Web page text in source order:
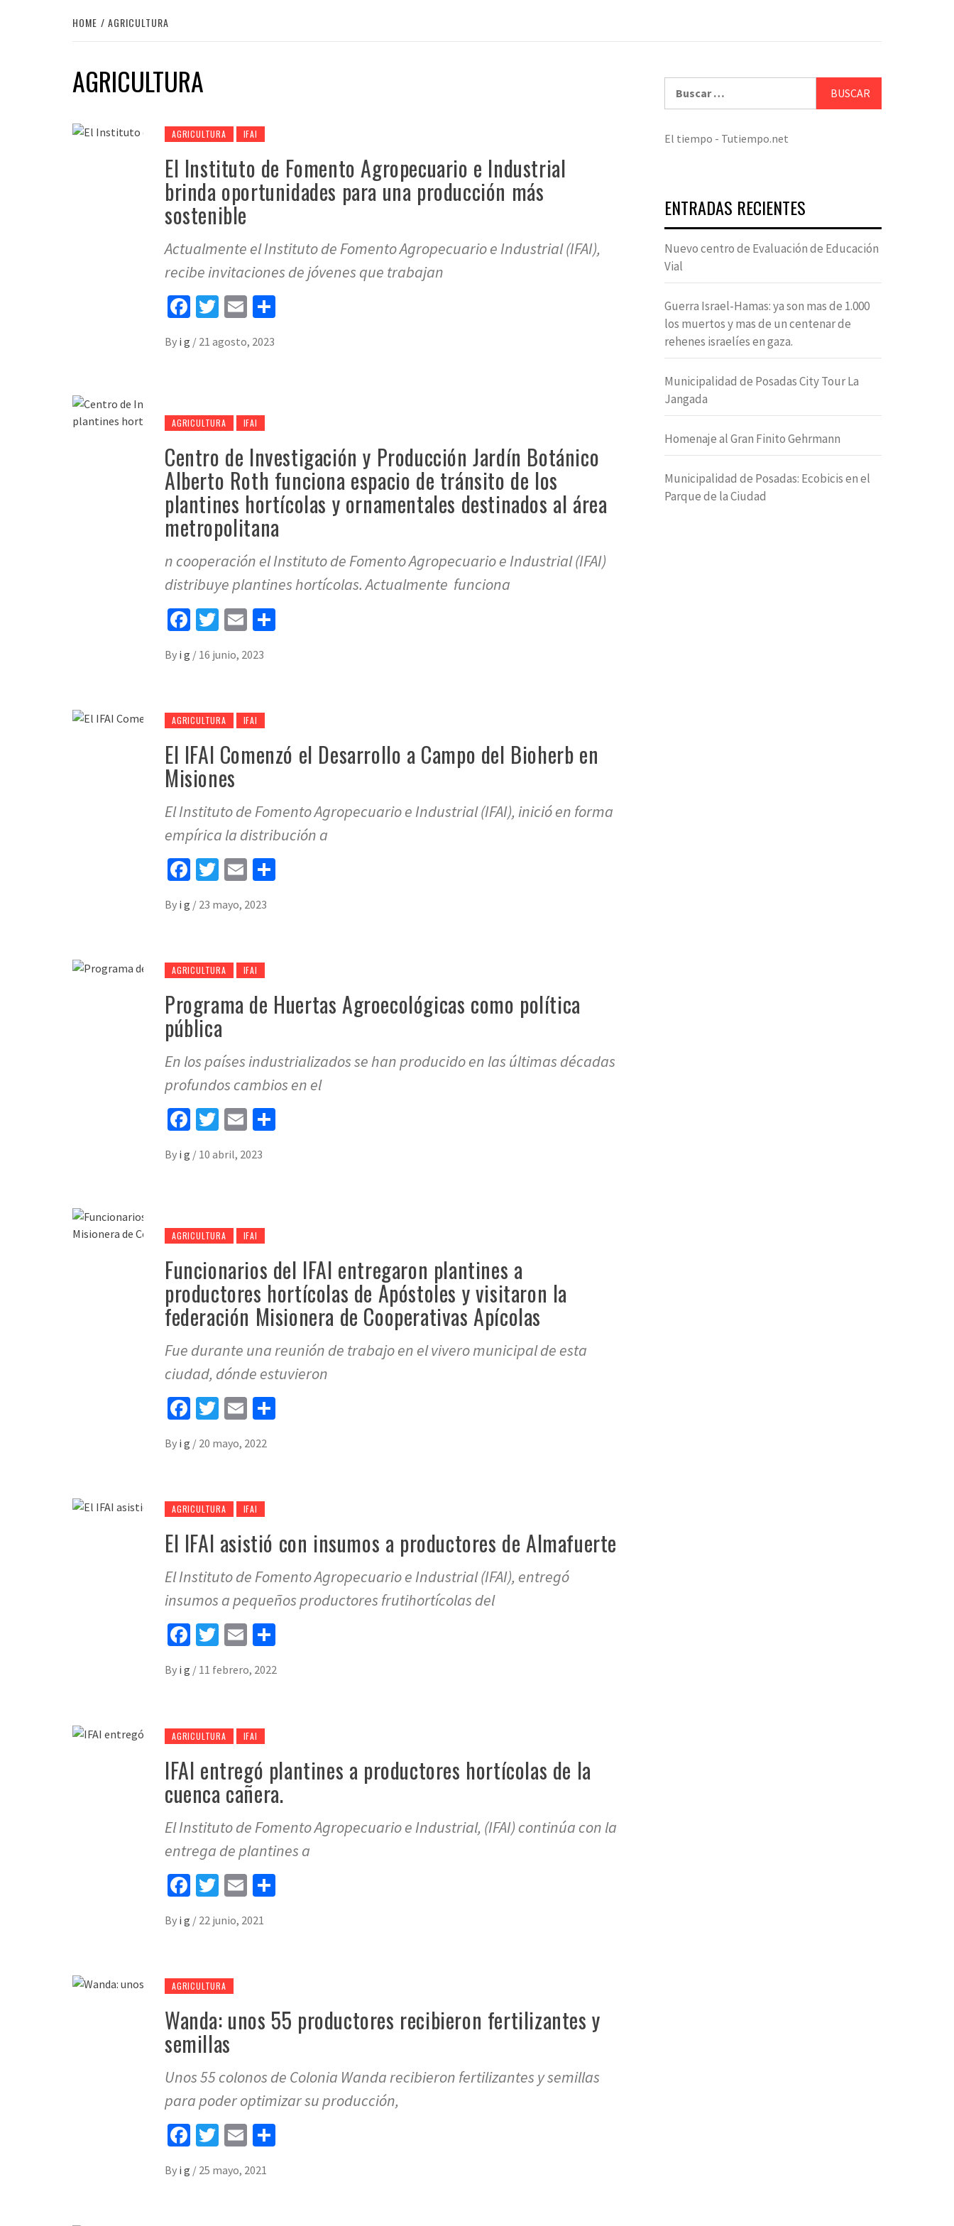
HOME AGRICULTURA
AGRICULTURA
AGRICULTURA IFAI
El Instituto de Fomento Agropecuario e Industrial
brinda oportunidades para una producción más
sostenible
Actualmente el Instituto de Fomento Agropecuario e Industrial (IFAI),
recibe invitaciones de jóvenes que trabajan
Facebook
Twitter
Email
By i g / 21 agosto, 2023
AGRICULTURA IFAI
Centro de Investigación y Producción Jardín Botánico
Alberto Roth funciona espacio de tránsito de los
plantines hortícolas y ornamentales destinados al área
metropolitana
n cooperación el Instituto de Fomento Agropecuario e Industrial (IFAI)
distribuye plantines hortícolas. Actualmente funciona
Facebook
Twitter
Email
By i g / 16 junio, 2023
AGRICULTURA IFAI
El IFAI Comenzó el Desarrollo a Campo del Bioherb en
Misiones
El Instituto de Fomento Agropecuario e Industrial (IFAI), inició en forma
empírica la distribución a
Facebook
Twitter
Email
By i g / 23 mayo, 2023
AGRICULTURA IFAI
Programa de Huertas Agroecológicas como política
pública
En los países industrializados se han producido en las últimas décadas
profundos cambios en el
Facebook
Twitter
Email
By i g / 10 abril, 2023
AGRICULTURA IFAI
Funcionarios del IFAI entregaron plantines a
productores hortícolas de Apóstoles y visitaron la
federación Misionera de Cooperativas Apícolas
Fue durante una reunión de trabajo en el vivero municipal de esta
ciudad, dónde estuvieron
Facebook
Twitter
Email
By i g / 20 mayo, 2022
AGRICULTURA IFAI
El IFAI asistió con insumos a productores de Almafuerte
El Instituto de Fomento Agropecuario e Industrial (IFAI), entregó
insumos a pequeños productores frutihortícolas del
Facebook
Twitter
Email
By i g / 11 febrero, 2022
AGRICULTURA IFAI
IFAI entregó plantines a productores hortícolas de la
cuenca cañera.
El Instituto de Fomento Agropecuario e Industrial, (IFAI) continúa con la
entrega de plantines a
Facebook
Twitter
Email
By i g / 22 junio, 2021
AGRICULTURA
Wanda: unos 55 productores recibieron fertilizantes y
semillas
Unos 55 colonos de Colonia Wanda recibieron fertilizantes y semillas
para poder optimizar su producción,
Facebook
Twitter
Email
By i g / 25 mayo, 2021
El tiempo - Tutiempo.net
ENTRADAS RECIENTES
Nuevo centro de Evaluación de Educación
Vial
Guerra Israel-Hamas: ya son mas de 1.000
los muertos y mas de un centenar de
rehenes israelíes en gaza.
Municipalidad de Posadas City Tour La
Jangada
Homenaje al Gran Finito Gehrmann
Municipalidad de Posadas: Ecobicis en el
Parque de la Ciudad